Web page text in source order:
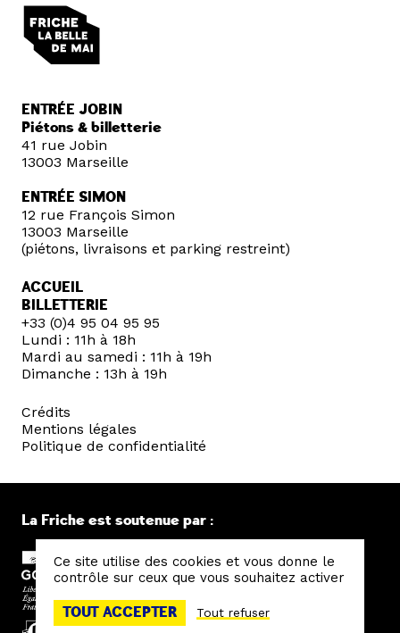
ENTRÉE JOBIN
Piétons & billetterie
41 rue Jobin
13003 Marseille
ENTRÉE SIMON
12 rue François Simon
13003 Marseille
(piétons, livraisons et parking restreint)
ACCUEIL
BILLETTERIE
+33 (0)4 95 04 95 95
Lundi : 11h à 18h
Mardi au samedi : 11h à 19h
Dimanche : 13h à 19h
Crédits
Mentions légales
Politique de confidentialité
La Friche est soutenue par :
Ce site utilise des cookies et vous donne le
contrôle sur ceux que vous souhaitez activer
TOUT ACCEPTER Tout refuser